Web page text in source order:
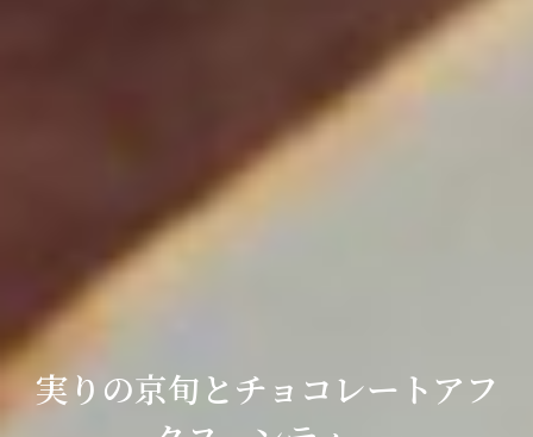
実りの京旬とチョコレートアフ